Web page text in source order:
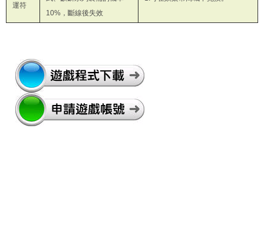
運符
10%，斷線後失效